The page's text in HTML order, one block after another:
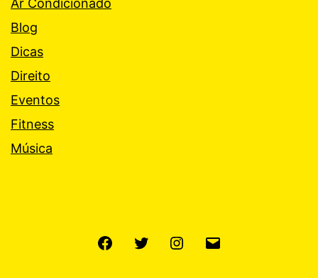
Ar Condicionado
Blog
Dicas
Direito
Eventos
Fitness
Música
FacebookTwitter Instagram